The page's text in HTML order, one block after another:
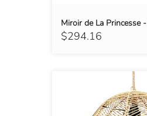
$294.16
Miroir de La Princesse